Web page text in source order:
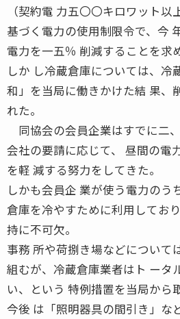
（契約電 力五〇〇キロワット
基づく電力の使用制限令で、今
電力を一五％ 削減することを求
しか し冷蔵倉庫については、冷
和」を当局に働きかけた結 果、
れた。
同協会の会員企業はすでに二
会社の要請に応じて、 昼間の電
を軽 減する努力をしてきた。
しかも会員企 業が使う電力のう
倉庫を冷やすために利用してお
持に不可欠。
事務 所や荷捌き場などについて
組むが、冷蔵倉庫業者はト ータ
い、という 特例措置を当局から
今後 は「照明器具の間引き」な